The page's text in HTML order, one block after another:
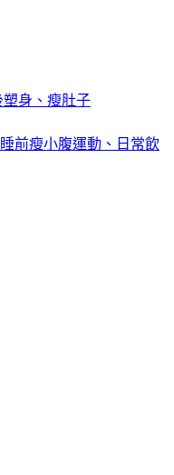
塑身、瘦肚子
前瘦小腹運動、日常飲